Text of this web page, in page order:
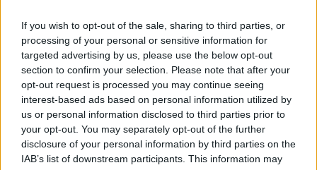
If you wish to opt-out of the sale, sharing to third parties, or
processing of your personal or sensitive information for
targeted advertising by us, please use the below opt-out
section to confirm your selection. Please note that after your
opt-out request is processed you may continue seeing
interest-based ads based on personal information utilized by
us or personal information disclosed to third parties prior to
your opt-out. You may separately opt-out of the further
disclosure of your personal information by third parties on the
IAB’s list of downstream participants. This information may
Acquista ora gli spazzolini monouso per prelievo
citologico endocervicale - Cytobrush sterili per
garantire la massima precisione e sicurezza nelle
procedure di prelievo. Con la loro sterilità garantita
e il design progettato per un campionamento
efficace, questi spazzolini sono essenziali per ogni
pratica ginecologica e clinica.